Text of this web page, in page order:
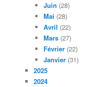
Juin (28)
Mai (28)
Avril (22)
Mars (27)
Février (22)
Janvier (31)
2025
2024